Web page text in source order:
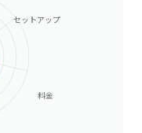
セットアップ
料金